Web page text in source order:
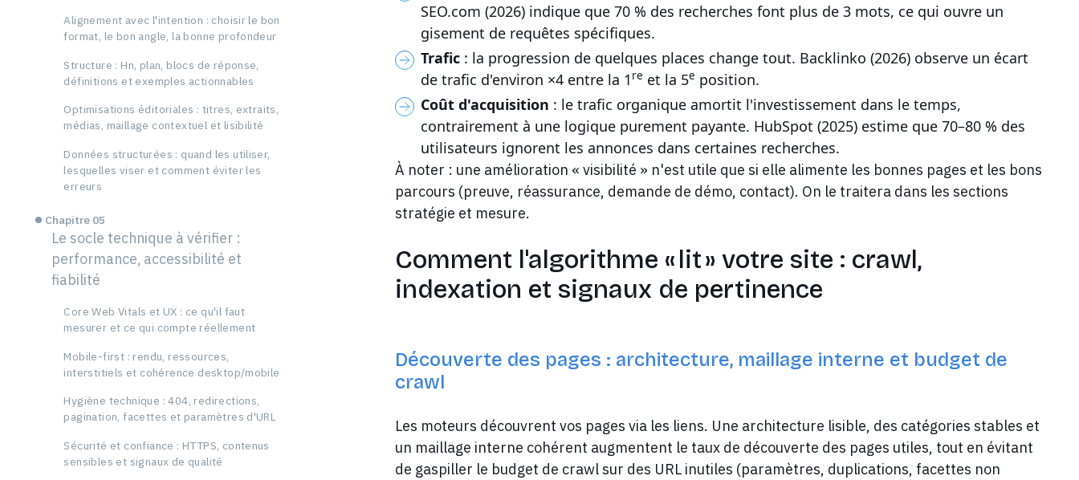
Alignement avec l'intention : choisir le bon
format, le bon angle, la bonne profondeur
Structure : Hn, plan, blocs de réponse,
définitions et exemples actionnables
Optimisations éditoriales : titres, extraits,
médias, maillage contextuel et lisibilité
Données structurées : quand les utiliser,
lesquelles viser et comment éviter les
erreurs
Chapitre 05
Le socle technique à vérifier :
performance, accessibilité et
fiabilité
Core Web Vitals et UX : ce qu'il faut
mesurer et ce qui compte réellement
Mobile-first : rendu, ressources,
interstitiels et cohérence desktop/mobile
Hygiène technique : 404, redirections,
pagination, facettes et paramètres d'URL
Sécurité et confiance : HTTPS, contenus
sensibles et signaux de qualité
SEO.com (2026) indique que 70 % des recherches font plus de 3 mots, ce qui ouvre un
gisement de requêtes spécifiques.
Trafic: la progression de quelques places change tout. Backlinko (2026) observe un écart
de trafic d'environ ×4 entre la 1 re et la 5e position.
Coût d'acquisition : le trafic organique amortit l'investissement dans le temps,
contrairement à une logique purement payante. HubSpot (2025) estime que 70–80 % des
utilisateurs ignorent les annonces dans certaines recherches.
À noter : une amélioration « visibilité » n'est utile que si elle alimente les bonnes pages et les bons
parcours (preuve, réassurance, demande de démo, contact). On le traitera dans les sections
stratégie et mesure.
Comment l'algorithme « lit » votre site : crawl,
indexation et signaux de pertinence
Découverte des pages : architecture, maillage interne et budget de
crawl
Les moteurs découvrent vos pages via les liens. Une architecture lisible, des catégories stables et
un maillage interne cohérent augmentent le taux de découverte des pages utiles, tout en évitant
de gaspiller le budget de crawl sur des URL inutiles (paramètres, duplications, facettes non